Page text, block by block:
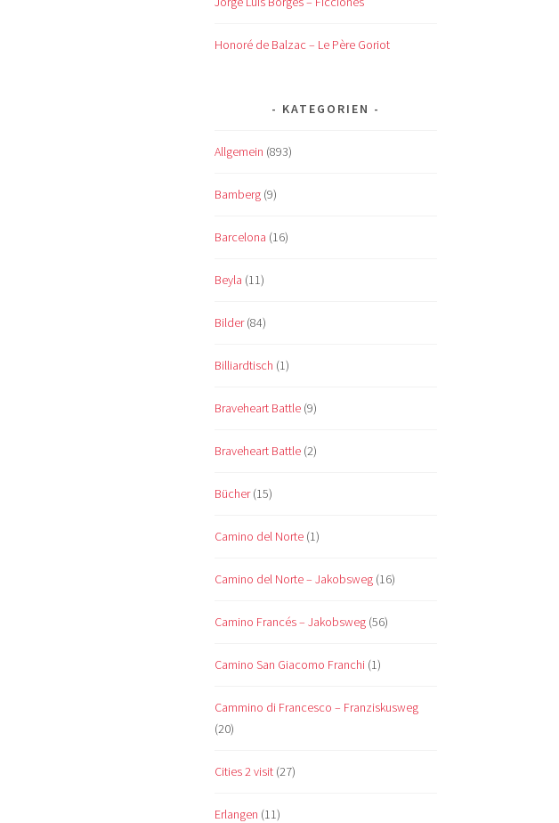
Honoré de Balzac – Le Père Goriot
KATEGORIEN
Allgemein (893)
Bamberg (9)
Barcelona (16)
Beyla (11)
Bilder(84)
Billiardtisch (1)
Braveheart Battle (9)
Braveheart Battle (2)
Bücher(15)
Camino del Norte (1)
Camino del Norte – Jakobsweg (16)
Camino Francés – Jakobsweg (56)
Camino San Giacomo Franchi (1)
Cammino di Francesco – Franziskusweg
(20)
Cities 2 visit (27)
Erlangen (11)